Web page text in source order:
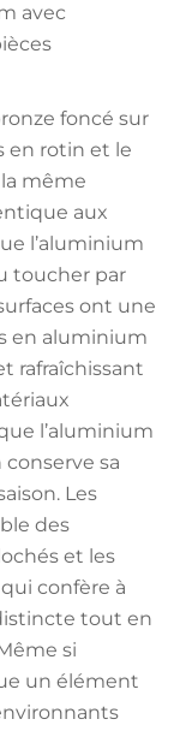
avec
foncé sur
en rotin et le
même
aux
l’aluminium
toucher par
ont une
en aluminium
rafraîchissant
l’aluminium
sa
Les
des
et les
confère à
tout en
si
un élément